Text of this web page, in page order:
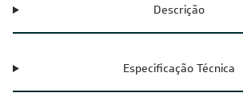
Descrição
Especificação Técnica